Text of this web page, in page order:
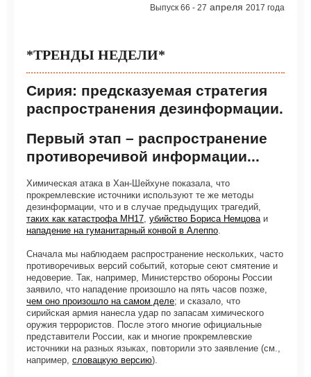
Выпуск 66 - 27 апреля 2017 года
*ТРЕНДЫ НЕДЕЛИ*
Сирия: предсказуемая стратегия
распространения дезинформации.
Первый этап – распространение
противоречивой информации...
Химическая атака в Хан-Шейхуне показала, что
прокремлевские источники используют те же методы
дезинформации, что и в случае предыдущих трагедий,
таких как катастрофа MH17 убийство Бориса Немцова и
нападение на гуманитарный конвой в Алеппо
Сначала мы наблюдаем распространение нескольких, часто
противоречивых версий событий, которые сеют смятение и
недоверие. Так, например, Министерство обороны России
заявило, что нападение произошло на пять часов позже,
чем оно произошло на самом деле; и сказало, что
сирийская армия нанесла удар по запасам химического
оружия террористов. После этого многие официальные
представители России, как и многие прокремлевские
источники на разных языках, повторили это заявление (см.,
например, словацкую версию).